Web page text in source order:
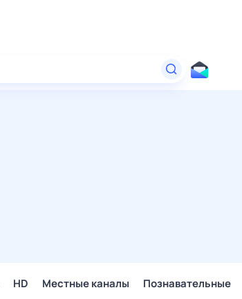
HD Местные каналы Познавательные